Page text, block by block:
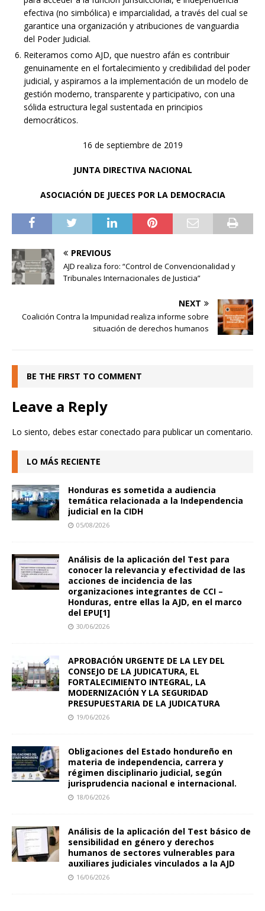
efectiva (no simbólica) e imparcialidad, a través del cual se
garantice una organización y atribuciones de vanguardia
del Poder Judicial.
Reiteramos como AJD, que nuestro afán es contribuir
genuinamente en el fortalecimiento y credibilidad del poder
judicial, y aspiramos a la implementación de un modelo de
gestión moderno, transparente y participativo, con una
sólida estructura legal sustentada en principios
democráticos.
16 de septiembre de 2019
JUNTA DIRECTIVA NACIONAL
ASOCIACIÓN DE JUECES POR LA DEMOCRACIA
PREVIOUS
AJD realiza foro: “Control de Convencionalidad y
Tribunales Internacionales de Justicia”
NEXT
Coalición Contra la Impunidad realiza informe sobre
situación de derechos humanos
BE THE FIRST TO COMMENT
Leave a Reply
Lo siento, debes estarconectado para publicar un comentario.
LO MÁS RECIENTE
Honduras es sometida a audiencia
temática relacionada a la Independencia
judicial en la CIDH
05/08/2026
Análisis de la aplicación del Test para
conocer la relevancia y efectividad de las
acciones de incidencia de las
organizaciones integrantes de CCI –
Honduras, entre ellas la AJD, en el marco
del EPU[1]
30/06/2026
APROBACIÓN URGENTE DE LA LEY DEL
CONSEJO DE LA JUDICATURA, EL
FORTALECIMIENTO INTEGRAL, LA
MODERNIZACIÓN Y LA SEGURIDAD
PRESUPUESTARIA DE LA JUDICATURA
19/06/2026
Obligaciones del Estado hondureño en
materia de independencia, carrera y
régimen disciplinario judicial, según
jurisprudencia nacional e internacional.
18/06/2026
Análisis de la aplicación del Test básico de
sensibilidad en género y derechos
humanos de sectores vulnerables para
auxiliares judiciales vinculados a la AJD
16/06/2026